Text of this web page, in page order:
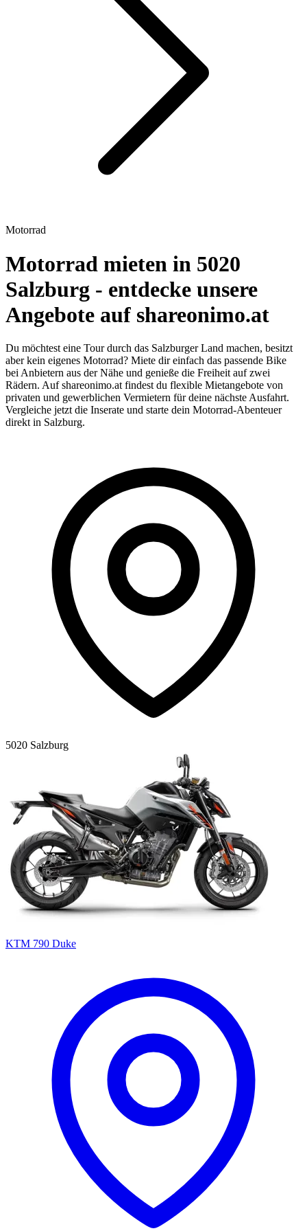
Motorrad
Motorrad mieten in 5020
Salzburg - entdecke unsere
Angebote auf shareonimo.at
Du möchtest eine Tour durch das Salzburger Land machen, besitzt
aber kein eigenes Motorrad? Miete dir einfach das passende Bike
bei Anbietern aus der Nähe und genieße die Freiheit auf zwei
Rädern. Auf shareonimo.at findest du flexible Mietangebote von
privaten und gewerblichen Vermietern für deine nächste Ausfahrt.
Vergleiche jetzt die Inserate und starte dein Motorrad-Abenteuer
direkt in Salzburg.
5020 Salzburg
KTM 790 Duke